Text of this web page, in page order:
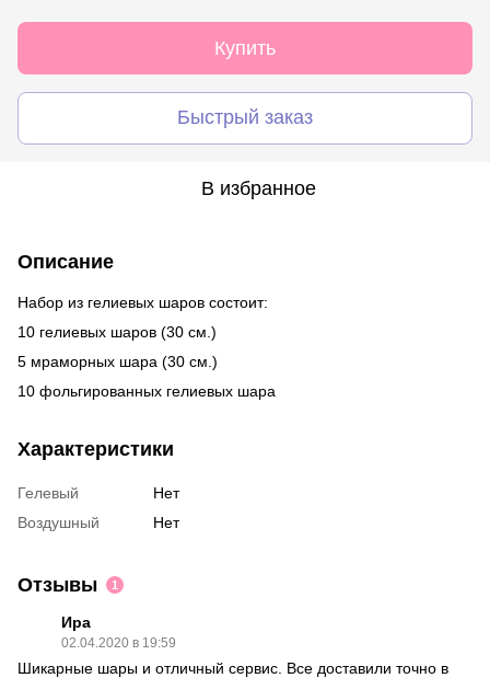
Купить
Быстрый заказ
В избранное
Описание
Набор из гелиевых шаров состоит:
10 гелиевых шаров (30 см.)
5 мраморных шара (30 см.)
10 фольгированных гелиевых шара
Характеристики
Гелевый
Нет
Воздушный
Нет
Отзывы 1
Ира
02.04.2020 в 19:59
Шикарные шары и отличный сервис. Все доставили точно в